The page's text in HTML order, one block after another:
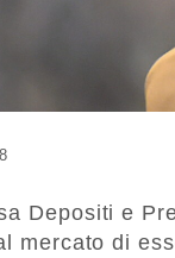
Depositi e
mercato di